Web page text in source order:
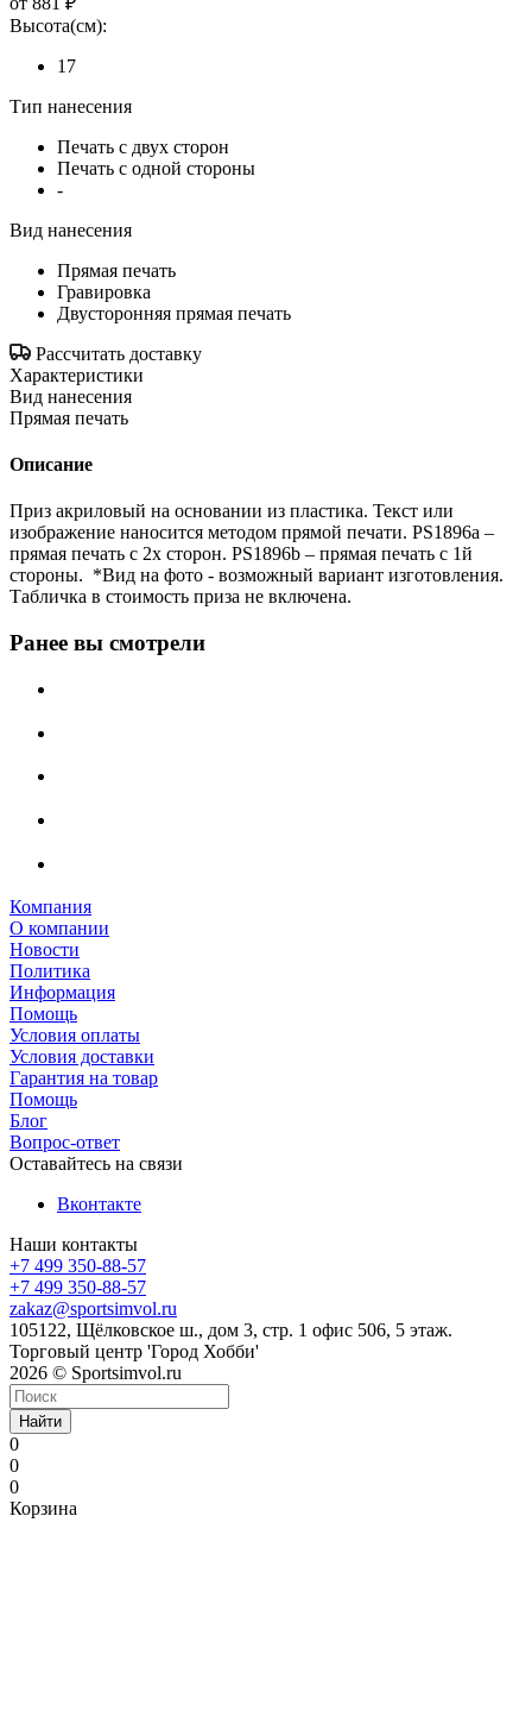
Высота(см):
17
Тип нанесения
Печать с двух сторон
Печать с одной стороны
-
Вид нанесения
Прямая печать
Гравировка
Двусторонняя прямая печать
Рассчитать доставку
Характеристики
Вид нанесения
Прямая печать
Описание
Приз акриловый на основании из пластика. Текст или
изображение наносится методом прямой печати. PS1896a –
прямая печать c 2х сторон. PS1896b – прямая печать c 1й
стороны. *Вид на фото - возможный вариант изготовления.
Табличка в стоимость приза не включена.
Ранее вы смотрели
Компания
О компании
Новости
Политика
Информация
Помощь
Условия оплаты
Условия доставки
Гарантия на товар
Помощь
Блог
Вопрос-ответ
Оставайтесь на связи
Вконтакте
Наши контакты
+7 499 350-88-57
+7 499 350-88-57
zakaz@sportsimvol.ru
105122, Щёлковское ш., дом 3, стр. 1 офис 506, 5 этаж.
Торговый центр 'Город Хобби'
2026 © Sportsimvol.ru
Найти
0
0
0
Корзина